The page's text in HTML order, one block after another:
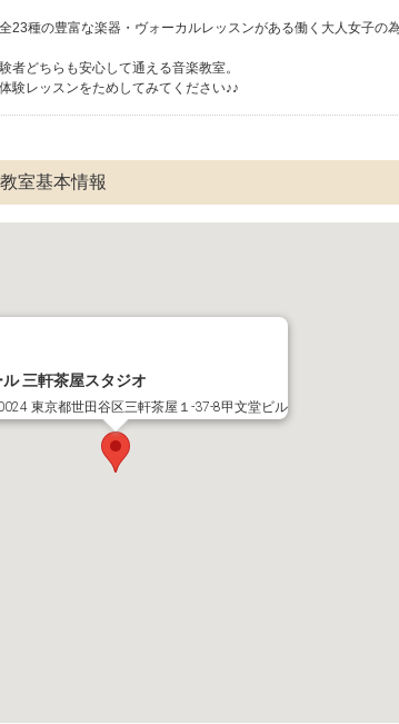
23種の豊富な楽器・ヴォーカルレッスンがある働く大人女子の
者どちらも安心して通える音楽教室。
験レッスンをためしてみてください♪♪
室基本情報
三軒茶屋スタジオ
東京都世田谷区三軒茶屋１-37-8甲文堂ビル